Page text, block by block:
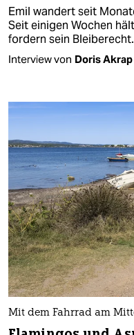
Emil wandert seit
Seit einigen Wochen
fordern sein Bleiberecht.
Interview von Doris Akrap
Mit dem Fahrrad am